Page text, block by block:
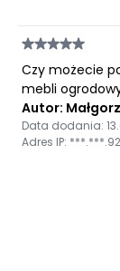
Czy możecie
mebli
Autor:
Data dodania:
Adres IP: